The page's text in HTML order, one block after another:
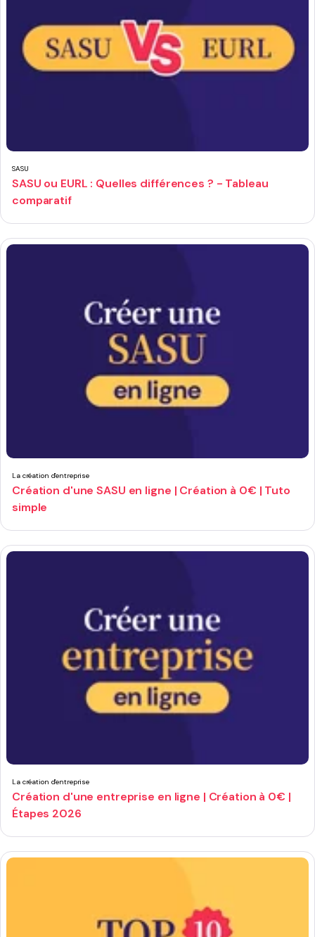
SASU
SASU ou EURL : Quelles différences ? - Tableau
comparatif
La création d'entreprise
Création d'une SASU en ligne | Création à 0€ | Tuto
simple
La création d'entreprise
Création d'une entreprise en ligne | Création à 0€ |
Étapes 2026